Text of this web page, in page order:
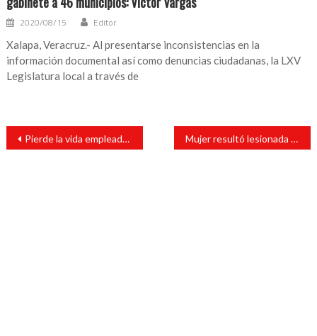
2020/08/15 Editor
Xalapa, Veracruz.- Al presentarse inconsistencias en la
información documental así como denuncias ciudadanas, la LXV
Legislatura local a través de
Navegación
entradas
Pierde la vida empleado de Banco Azteca Mujer resultó lesionada al pasarle las llantas de un vehículo sobre su pie